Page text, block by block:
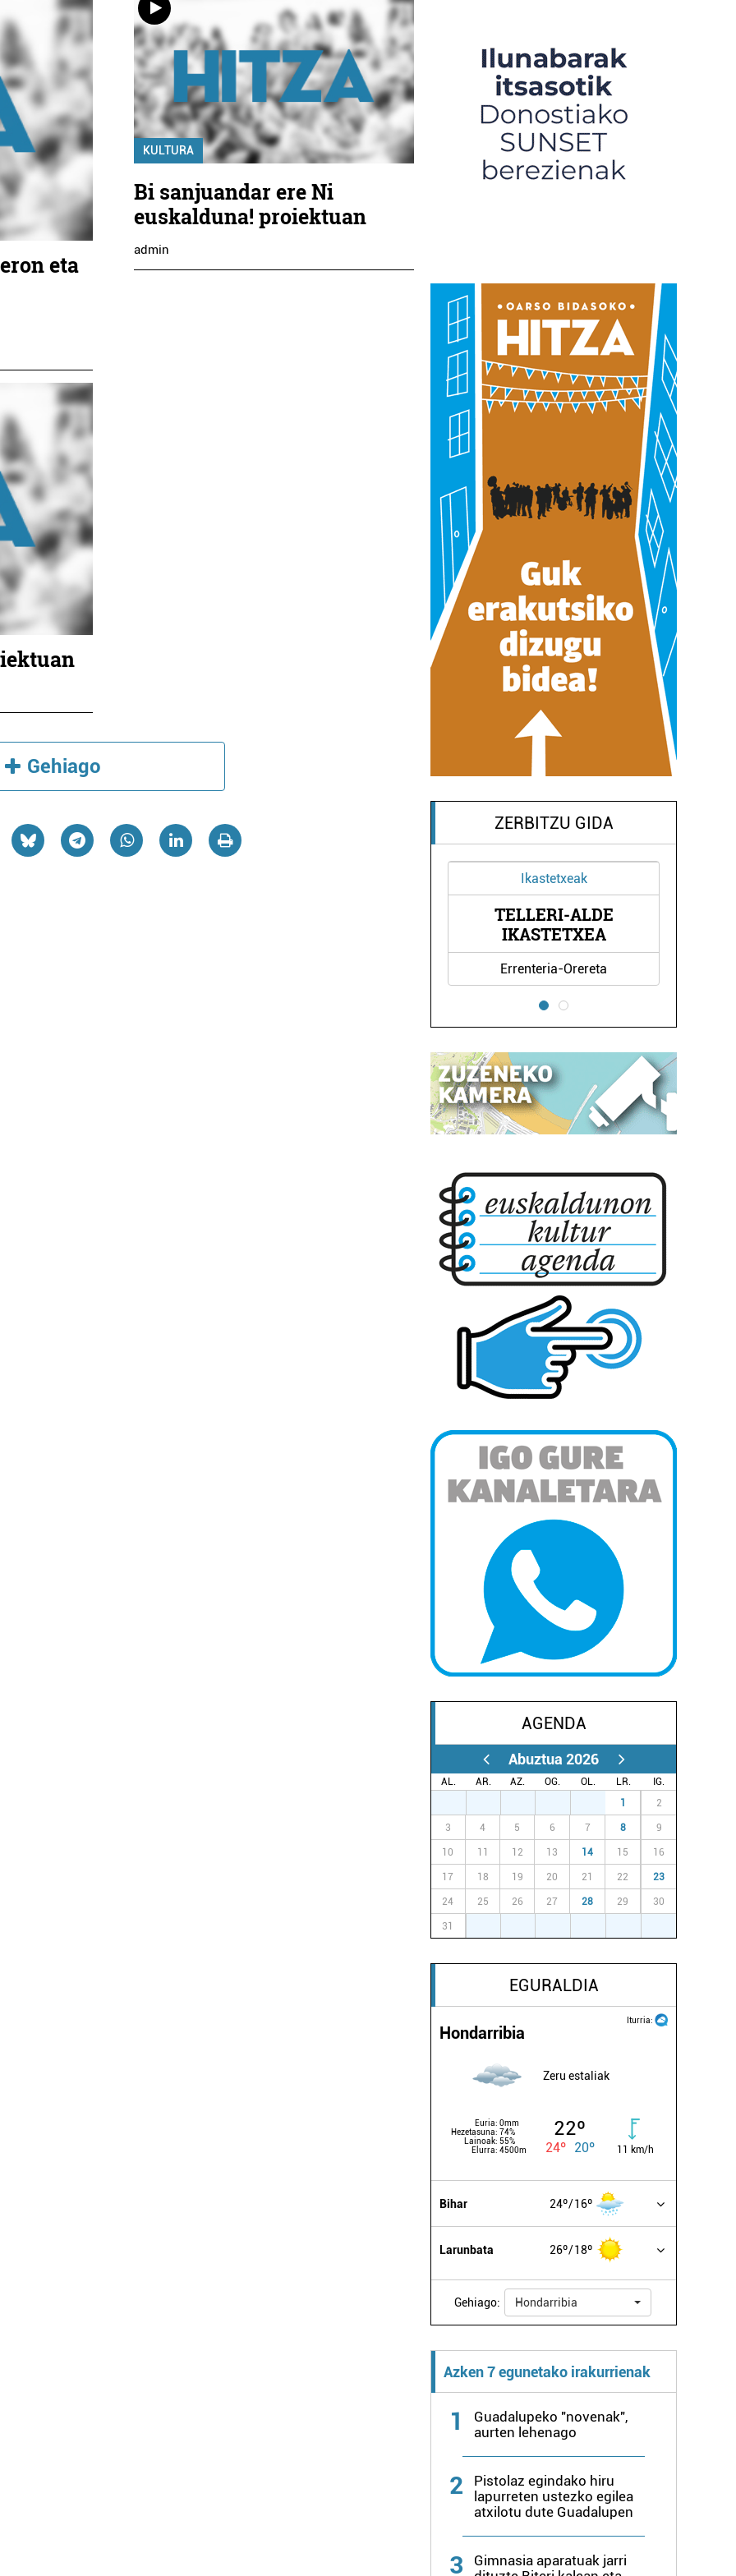
eta
KULTURA
Bi sanjuandar ere Ni
euskalduna! proiektuan
admin
Gehiago
ZERBITZU GIDA
TELLERI-ALDE
TOMAS GARBIZU
AGENDA
Abuztua 2026
AL. AR. AZ. OG. OL. LR.
IG.
1 2
3 4 5 6 7 8 9
10 11 12 13 14 15 16
17 18 19 20 21 22 23
24 25 26 27 28 29 30
31
EGURALDIA
Iturria:
Hondarribia
Zeru estaliak
Euria: 0mm
Hezetasuna: 74%
Lainoak: 55%
Elurra: 4500m
22º
24º 20º 11 km/h
Bihar 24º 16º
Larunbata 26º 18º
Gehiago: Hondarribia
Azken 7 egunetako irakurrienak
1
Guadalupeko "novenak",
aurten lehenago
2
Pistolaz egindako hiru
lapurreten ustezko egilea
atxilotu dute Guadalupen
3
Gimnasia aparatuak jarri